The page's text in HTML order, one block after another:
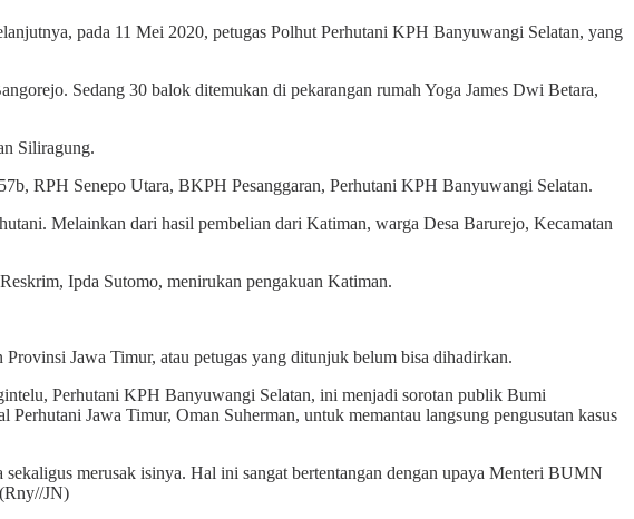
pada 11 Mei 2020, petugas Polhut Perhutani KPH Banyuwangi Selatan, yang
Sedang 30 balok ditemukan di pekarangan rumah Yoga James Dwi Betara,
Siliragung.
RPH Senepo Utara, BKPH Pesanggaran, Perhutani KPH Banyuwangi Selatan.
Melainkan dari hasil pembelian dari Katiman, warga Desa Barurejo, Kecamatan
Ipda Sutomo, menirukan pengakuan Katiman.
Jawa Timur, atau petugas yang ditunjuk belum bisa dihadirkan.
Perhutani KPH Banyuwangi Selatan, ini menjadi sorotan publik Bumi
Jawa Timur, Oman Suherman, untuk memantau langsung pengusutan kasus
merusak isinya. Hal ini sangat bertentangan dengan upaya Menteri BUMN
JN)